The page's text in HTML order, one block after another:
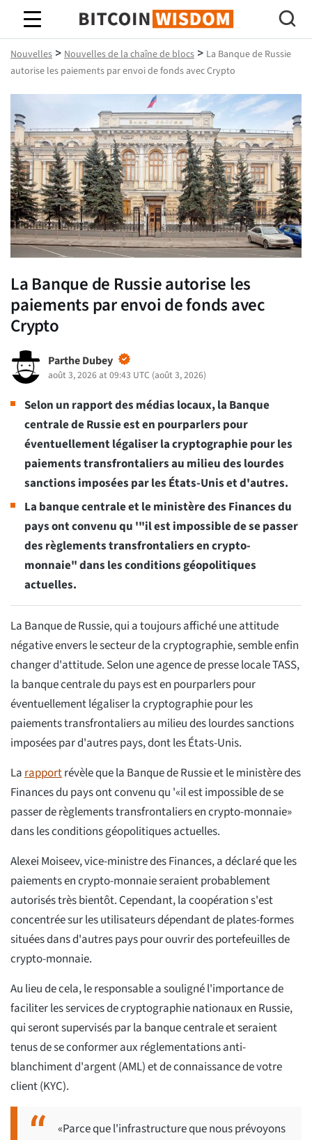
Bitcoin Sagesse
Nouvelles > Nouvelles de la chaîne de blocs > La Banque de Russie
autorise les paiements par envoi de fonds avec Crypto
La Banque de Russie autorise les
paiements par envoi de fonds avec
Crypto
Parthe Dubey
août 3, 2026 at 09:43 UTC (août 3, 2026)
Selon un rapport des médias locaux, la Banque
centrale de Russie est en pourparlers pour
éventuellement légaliser la cryptographie pour les
paiements transfrontaliers au milieu des lourdes
sanctions imposées par les États-Unis et d'autres.
La banque centrale et le ministère des Finances du
pays ont convenu qu '"il est impossible de se passer
des règlements transfrontaliers en crypto-
monnaie" dans les conditions géopolitiques
actuelles.
La Banque de Russie, qui a toujours affiché une attitude
négative envers le secteur de la cryptographie, semble enfin
changer d'attitude. Selon une agence de presse locale TASS,
la banque centrale du pays est en pourparlers pour
éventuellement légaliser la cryptographie pour les
paiements transfrontaliers au milieu des lourdes sanctions
imposées par d'autres pays, dont les États-Unis.
Larapportrévèle que la Banque de Russie et le ministère des
Finances du pays ont convenu qu '«il est impossible de se
passer de règlements transfrontaliers en crypto-monnaie»
dans les conditions géopolitiques actuelles.
Alexei Moiseev, vice-ministre des Finances, a déclaré que les
paiements en crypto-monnaie seraient probablement
autorisés très bientôt. Cependant, la coopération s'est
concentrée sur les utilisateurs dépendant de plates-formes
situées dans d'autres pays pour ouvrir des portefeuilles de
crypto-monnaie.
Au lieu de cela, le responsable a souligné l'importance de
faciliter les services de cryptographie nationaux en Russie,
qui seront supervisés par la banque centrale et seraient
tenus de se conformer aux réglementations anti-
blanchiment d'argent (AML) et de connaissance de votre
client (KYC).
«Parce que l'infrastructure que nous prévoyons